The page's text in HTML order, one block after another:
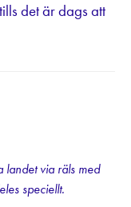
det är dags att
landet via räls med
speciellt.